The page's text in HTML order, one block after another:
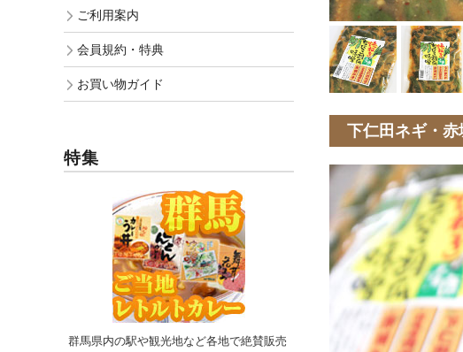
下仁田ネギ・
ご利用案内
会員規約・特典
お買い物ガイド
特集
群馬県内の駅や観光地など各地で絶賛販売